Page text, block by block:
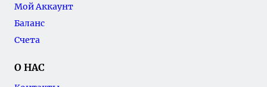
Мой Аккаунт
Баланс
Счета
О НАС